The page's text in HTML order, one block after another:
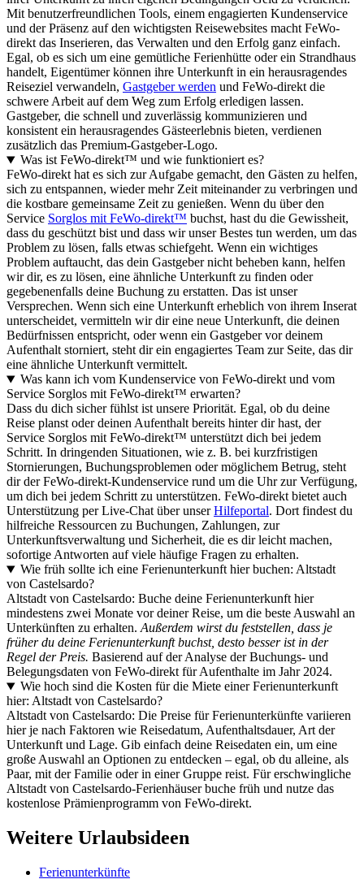
Mit benutzerfreundlichen Tools, einem engagierten Kundenservice
und der Präsenz auf den wichtigsten Reisewebsites macht FeWo-
direkt das Inserieren, das Verwalten und den Erfolg ganz einfach.
Egal, ob es sich um eine gemütliche Ferienhütte oder ein Strandhaus
handelt, Eigentümer können ihre Unterkunft in ein herausragendes
Reiseziel verwandeln, Gastgeber werden und FeWo-direkt die
schwere Arbeit auf dem Weg zum Erfolg erledigen lassen.
Gastgeber, die schnell und zuverlässig kommunizieren und
konsistent ein herausragendes Gästeerlebnis bieten, verdienen
zusätzlich das Premium-Gastgeber-Logo.
Was ist FeWo-direkt™ und wie funktioniert es?
FeWo-direkt hat es sich zur Aufgabe gemacht, den Gästen zu helfen,
sich zu entspannen, wieder mehr Zeit miteinander zu verbringen und
die kostbare gemeinsame Zeit zu genießen. Wenn du über den
Service Sorglos mit FeWo-direkt™ buchst, hast du die Gewissheit,
dass du geschützt bist und dass wir unser Bestes tun werden, um das
Problem zu lösen, falls etwas schiefgeht. Wenn ein wichtiges
Problem auftaucht, das dein Gastgeber nicht beheben kann, helfen
wir dir, es zu lösen, eine ähnliche Unterkunft zu finden oder
gegebenenfalls deine Buchung zu erstatten. Das ist unser
Versprechen. Wenn sich eine Unterkunft erheblich von ihrem Inserat
unterscheidet, vermitteln wir dir eine neue Unterkunft, die deinen
Bedürfnissen entspricht, oder wenn ein Gastgeber vor deinem
Aufenthalt storniert, steht dir ein engagiertes Team zur Seite, das dir
eine ähnliche Unterkunft vermittelt.
Was kann ich vom Kundenservice von FeWo-direkt und vom
Service Sorglos mit FeWo-direkt™ erwarten?
Dass du dich sicher fühlst ist unsere Priorität. Egal, ob du deine
Reise planst oder deinen Aufenthalt bereits hinter dir hast, der
Service Sorglos mit FeWo-direkt™ unterstützt dich bei jedem
Schritt. In dringenden Situationen, wie z. B. bei kurzfristigen
Stornierungen, Buchungsproblemen oder möglichem Betrug, steht
dir der FeWo-direkt-Kundenservice rund um die Uhr zur Verfügung,
um dich bei jedem Schritt zu unterstützen. FeWo-direkt bietet auch
Unterstützung per Live-Chat über unserHilfeportal. Dort findest du
hilfreiche Ressourcen zu Buchungen, Zahlungen, zur
Unterkunftsverwaltung und Sicherheit, die es dir leicht machen,
sofortige Antworten auf viele häufige Fragen zu erhalten.
Wie früh sollte ich eine Ferienunterkunft hier buchen: Altstadt
von Castelsardo?
Altstadt von Castelsardo: Buche deine Ferienunterkunft hier
mindestens zwei Monate vor deiner Reise, um die beste Auswahl an
Unterkünften zu erhalten. Außerdem wirst du feststellen, dass je
früher du deine Ferienunterkunft buchst, desto besser ist in der
Regel der Preis. Basierend auf der Analyse der Buchungs- und
Belegungsdaten von FeWo-direkt für Aufenthalte im Jahr 2024.
Wie hoch sind die Kosten für die Miete einer Ferienunterkunft
hier: Altstadt von Castelsardo?
Altstadt von Castelsardo: Die Preise für Ferienunterkünfte variieren
hier je nach Faktoren wie Reisedatum, Aufenthaltsdauer, Art der
Unterkunft und Lage. Gib einfach deine Reisedaten ein, um eine
große Auswahl an Optionen zu entdecken – egal, ob du alleine, als
Paar, mit der Familie oder in einer Gruppe reist. Für erschwingliche
Altstadt von Castelsardo-Ferienhäuser buche früh und nutze das
kostenlose Prämienprogramm von FeWo-direkt.
Weitere Urlaubsideen
Ferienunterkünfte